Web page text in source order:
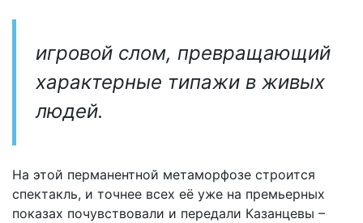
игровой слом, превращающий
характерные типажи в живых
людей.
На этой перманентной метаморфозе строится
спектакль, и точнее всех её уже на премьерных
показах почувствовали и передали Казанцевы –